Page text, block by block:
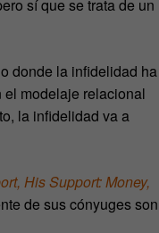
sí que se trata de un
donde la infidelidad ha
el modelaje relacional
la infidelidad va a
His Support: Money,
de sus cónyuges son